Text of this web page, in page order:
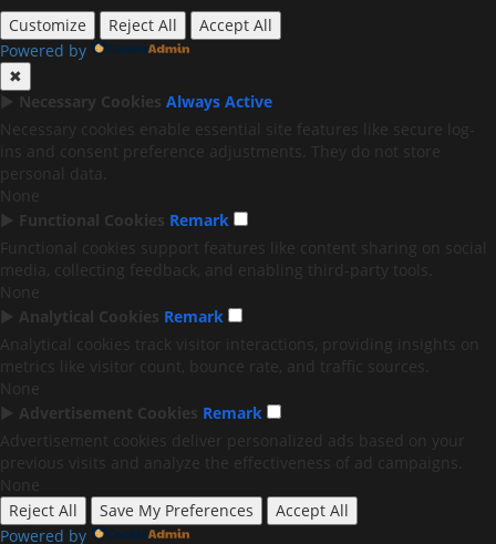
Customize
Reject All
Accept All
Powered by
✖
► Necessary Cookies Always Active
Necessary cookies enable essential site features like secure log-
ins and consent preference adjustments. They do not store
personal data.
None
► Functional Cookies Remark
Functional cookies support features like content sharing on social
media, collecting feedback, and enabling third-party tools.
None
► Analytical Cookies Remark
Analytical cookies track visitor interactions, providing insights on
metrics like visitor count, bounce rate, and traffic sources.
None
► Advertisement Cookies Remark
Advertisement cookies deliver personalized ads based on your
previous visits and analyze the effectiveness of ad campaigns.
None
Reject All
Save My Preferences
Accept All
Powered by